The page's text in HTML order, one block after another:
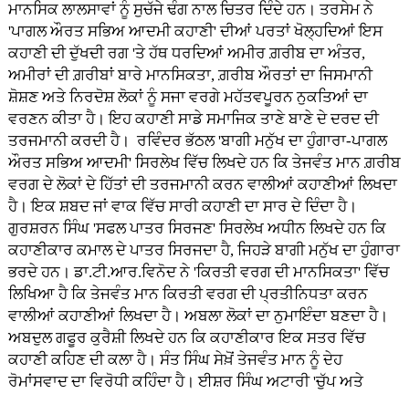
ਮਾਨਸਿਕ ਲਾਲਸਾਵਾਂ ਨੂੰ ਸੁਚੱਜੇ ਢੰਗ ਨਾਲ ਚਿਤਰ ਦਿੰਦੇ ਹਨ। ਤਰਸੇਮ ਨੇ
'ਪਾਗਲ ਔਰਤ ਸਭਿਅ ਆਦਮੀ ਕਹਾਣੀ' ਦੀਆਂ ਪਰਤਾਂ ਖੋਲ੍ਹਦਿਆਂ ਇਸ
ਕਹਾਣੀ ਦੀ ਦੁੱਖਦੀ ਰਗ 'ਤੇ ਹੱਥ ਧਰਦਿਆਂ ਅਮੀਰ ਗ਼ਰੀਬ ਦਾ ਅੰਤਰ,
ਅਮੀਰਾਂ ਦੀ ਗ਼ਰੀਬਾਂ ਬਾਰੇ ਮਾਨਸਿਕਤਾ, ਗ਼ਰੀਬ ਔਰਤਾਂ ਦਾ ਜਿਸਮਾਨੀ
ਸ਼ੋਸ਼ਣ ਅਤੇ ਨਿਰਦੋਸ਼ ਲੋਕਾਂ ਨੂੰ ਸਜਾ ਵਰਗੇ ਮਹੱਤਵਪੂਰਨ ਨੁਕਤਿਆਂ ਦਾ
ਵਰਣਨ ਕੀਤਾ ਹੈ। ਇਹ ਕਹਾਣੀ ਸਾਡੇ ਸਮਾਜਿਕ ਤਾਣੇ ਬਾਣੇ ਦੇ ਦਰਦ ਦੀ
ਤਰਜਮਾਨੀ ਕਰਦੀ ਹੈ। ਰਵਿੰਦਰ ਭੱਠਲ 'ਬਾਗੀ ਮਨੁੱਖ ਦਾ ਹੁੰਗਾਰਾ-ਪਾਗਲ
ਔਰਤ ਸਭਿਅ ਆਦਮੀ' ਸਿਰਲੇਖ ਵਿੱਚ ਲਿਖਦੇ ਹਨ ਕਿ ਤੇਜਵੰਤ ਮਾਨ ਗ਼ਰੀਬ
ਵਰਗ ਦੇ ਲੋਕਾਂ ਦੇ ਹਿੱਤਾਂ ਦੀ ਤਰਜਮਾਨੀ ਕਰਨ ਵਾਲੀਆਂ ਕਹਾਣੀਆਂ ਲਿਖਦਾ
ਹੈ। ਇਕ ਸ਼ਬਦ ਜਾਂ ਵਾਕ ਵਿੱਚ ਸਾਰੀ ਕਹਾਣੀ ਦਾ ਸਾਰ ਦੇ ਦਿੰਦਾ ਹੈ।
ਗੁਰਸ਼ਰਨ ਸਿੰਘ 'ਸਫਲ ਪਾਤਰ ਸਿਰਜਣ' ਸਿਰਲੇਖ ਅਧੀਨ ਲਿਖਦੇ ਹਨ ਕਿ
ਕਹਾਣੀਕਾਰ ਕਮਾਲ ਦੇ ਪਾਤਰ ਸਿਰਜਦਾ ਹੈ, ਜਿਹੜੇ ਬਾਗੀ ਮਨੁੱਖ ਦਾ ਹੁੰਗਾਰਾ
ਭਰਦੇ ਹਨ। ਡਾ.ਟੀ.ਆਰ.ਵਿਨੋਦ ਨੇ 'ਕਿਰਤੀ ਵਰਗ ਦੀ ਮਾਨਸਿਕਤਾ' ਵਿੱਚ
ਲਿਖਿਆ ਹੈ ਕਿ ਤੇਜਵੰਤ ਮਾਨ ਕਿਰਤੀ ਵਰਗ ਦੀ ਪ੍ਰਤੀਨਿਧਤਾ ਕਰਨ
ਵਾਲੀਆਂ ਕਹਾਣੀਆਂ ਲਿਖਦਾ ਹੈ। ਅਬਲਾ ਲੋਕਾਂ ਦਾ ਨੁਮਾਇੰਦਾ ਬਣਦਾ ਹੈ।
ਅਬਦੁਲ ਗਫੂਰ ਕੁਰੈਸ਼ੀ ਲਿਖਦੇ ਹਨ ਕਿ ਕਹਾਣੀਕਾਰ ਇਕ ਸਤਰ ਵਿੱਚ
ਕਹਾਣੀ ਕਹਿਣ ਦੀ ਕਲਾ ਹੈ। ਸੰਤ ਸਿੰਘ ਸੇਖ਼ੋਂ ਤੇਜਵੰਤ ਮਾਨ ਨੂੰ ਦੇਹ
ਰੋਮਾਂਸਵਾਦ ਦਾ ਵਿਰੋਧੀ ਕਹਿੰਦਾ ਹੈ। ਈਸ਼ਰ ਸਿੰਘ ਅਟਾਰੀ 'ਚੁੱਪ ਅਤੇ